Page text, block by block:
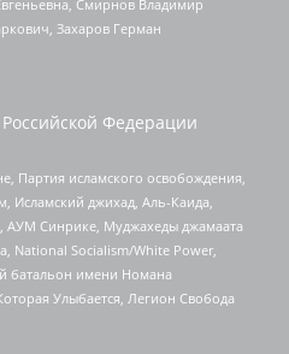
Смирнов Владимир
Захаров Герман
Федерации
Партия исламского освобождения,
Исламский джихад, Аль-Каида,
АУМ Синрике, Муджахеды джамаата
National Socialism/White Power,
батальон имени Номана
Улыбается, Легион Свобода